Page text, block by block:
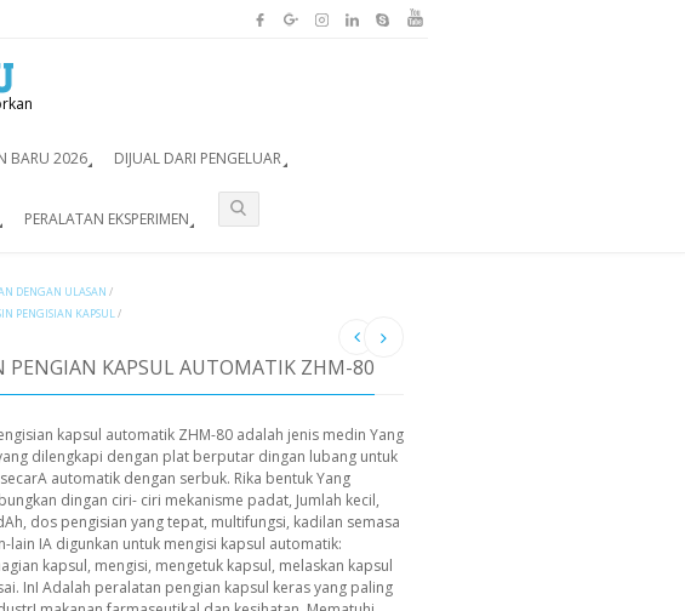
BARU 2026 DIJUAL DARI PENGELUAR
PERALATAN EKSPERIMEN
DENGAN ULASAN /
PENGISIAN KAPSUL/
PENGIAN KAPSUL AUTOMATIK ZHM-80
kapsul automatik ZHM-80 adalah jenis medin Yang
dilengkapi dengan plat berputar dingan lubang untuk
automatik dengan serbuk. Rika bentuk Yang
dingan ciri- ciri mekanisme padat, Jumlah kecil,
dos pengisian yang tepat, multifungsi, kadilan semasa
lain IA digunkan untuk mengisi kapsul automatik:
kapsul, mengisi, mengetuk kapsul, melaskan kapsul
InI Adalah peralatan pengian kapsul keras yang paling